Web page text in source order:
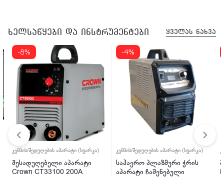
ხელსაწყები და ინსტრუმენტები ყველას ნახვა
-8%
კემპის/შედუღების აპარატი (სვარკა)
შესადუღებელი აპარატი
Crown CT33100 200A
-4%
კემპის/შედუღების აპარატი (სვარკა)
საჰაერო პლაზმური ჭრის
აპარატი ჩაშენებული